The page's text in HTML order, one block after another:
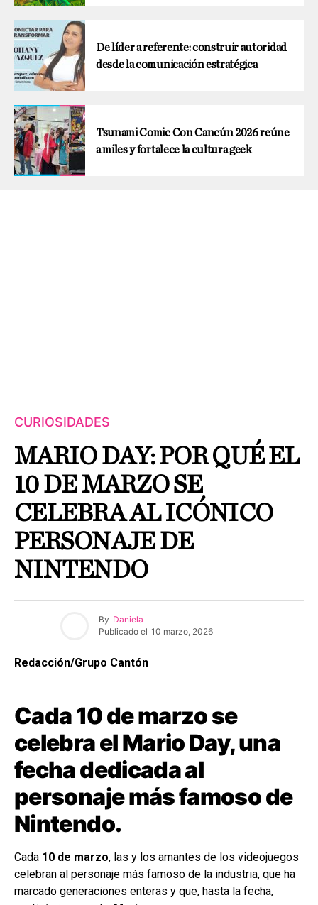
De líder a referente: construir autoridad
desde la comunicación estratégica
Tsunami Comic Con Cancún 2026 reúne
a miles y fortalece la cultura geek
CURIOSIDADES
MARIO DAY: POR QUÉ EL
10 DE MARZO SE
CELEBRA AL ICÓNICO
PERSONAJE DE
NINTENDO
By Daniela
Publicado el 10 marzo, 2026
Redacción/Grupo Cantón
Cada 10 de marzo se
celebra el Mario Day, una
fecha dedicada al
personaje más famoso de
Nintendo.
Cada 10 de marzo, las y los amantes de los videojuegos
celebran al personaje más famoso de la industria, que ha
marcado generaciones enteras y que, hasta la fecha,